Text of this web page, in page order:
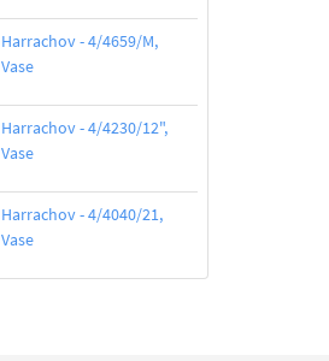
Harrachov - 4/4659/M,
Vase
Harrachov - 4/4230/12",
Vase
Harrachov - 4/4040/21,
Vase